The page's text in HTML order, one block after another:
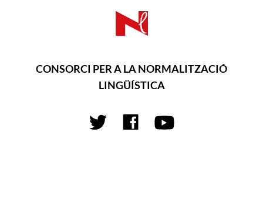
CONSORCI PER A LA NORMALITZACIÓ
LINGÜÍSTICA